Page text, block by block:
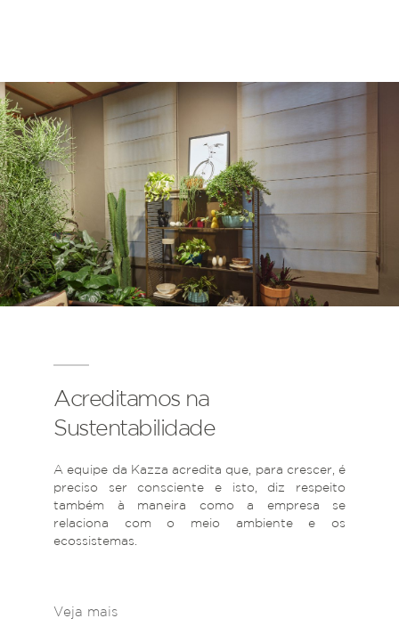
Acreditamos na
Sustentabilidade
A equipe da Kazza acredita que, para crescer, é
preciso ser consciente e isto, diz respeito
também à maneira como a empresa se
relaciona com o meio ambiente e os
ecossistemas.
Veja mais